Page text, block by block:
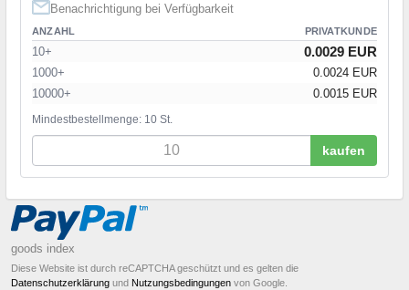
Benachrichtigung bei Verfügbarkeit
ANZAHL PRIVATKUNDE
10+ 0.0029 EUR
1000+
0.0024 EUR
10000+
0.0015 EUR
Mindestbestellmenge: 10 St.
kaufen
goods index
Diese Website ist durch reCAPTCHA geschützt und es gelten die
Datenschutzerklärung und Nutzungsbedingungen von Google.